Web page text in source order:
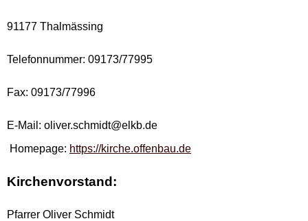
91177 Thalmässing
Telefonnummer: 09173/77995
Fax: 09173/77996
E-Mail: oliver.schmidt@elkb.de
Homepage: https://kirche.offenbau.de
Kirchenvorstand:
Pfarrer Oliver Schmidt